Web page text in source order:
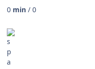
0 min / 0